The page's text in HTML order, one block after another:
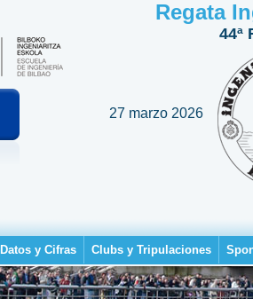
Regata
44ª
27 marzo 2026
Datos y Cifras Clubs y Tripulaciones